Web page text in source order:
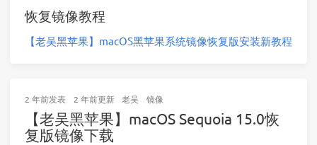
恢复镜像教程
【老吴黑苹果】macOS黑苹果系统镜像恢复版安装新教程
2 年前发表 2 年前更新 老吴 镜像
【老吴黑苹果】macOS Sequoia 15.0恢
复版镜像下载